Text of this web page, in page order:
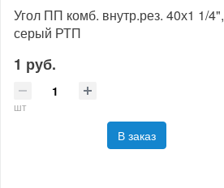
Угол ПП комб. внутр.рез. 40х1 1/4",
серый РТП
1 руб.
шт
В заказ